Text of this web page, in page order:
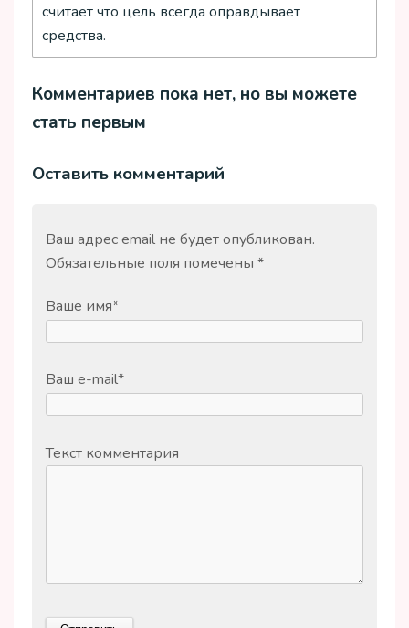
считает что цель всегда оправдывает
средства.
Комментариев пока нет, но вы можете
стать первым
Оставить комментарий
Ваш адрес email не будет опубликован.
Обязательные поля помечены *
Ваше имя*
Ваш e-mail*
Текст комментария